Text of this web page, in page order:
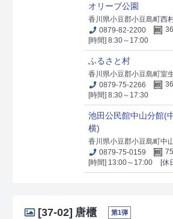
オリーブ公園
香川県小豆郡小豆島町西
0879-82-2200
[時間] 8:30～17:00
ふるさと村
香川県小豆郡小豆島町室
0879-75-2266
[時間] 8:30～17:30
池田公民館中山分館(
横)
香川県小豆郡小豆島町中
0879-75-0159
[時間] 13:00～17:00
[休
[37-02] 唐櫃 第1弾